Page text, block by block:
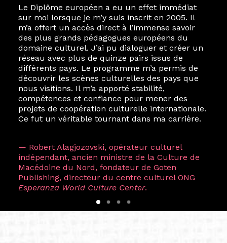
Le Diplôme européen a eu un effet immédiat
sur moi lorsque je m’y suis inscrit en 2005. Il
m’a offert un accès direct à l’immense savoir
des plus grands pédagogues européens du
domaine culturel. J’ai pu dialoguer et créer un
réseau avec plus de quinze pairs issus de
différents pays. Le programme m’a permis de
découvrir les scènes culturelles des pays que
nous visitions. Il m’a apporté stabilité,
compétences et confiance pour mener des
projets de coopération culturelle internationale.
Ce fut un véritable tournant dans ma carrière.
— Robert Alagjozovski, opérateur culturel
indépendant, ancien ministre de la Culture de
Macédoine du Nord, fondateur de Goten
Publishing, directeur du centre culturel ONG
Esperanza World Culture Center.